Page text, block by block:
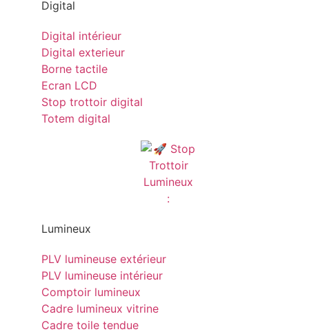
Digital
Digital intérieur
Digital exterieur
Borne tactile
Ecran LCD
Stop trottoir digital
Totem digital
Lumineux
PLV lumineuse extérieur
PLV lumineuse intérieur
Comptoir lumineux
Cadre lumineux vitrine
Cadre toile tendue